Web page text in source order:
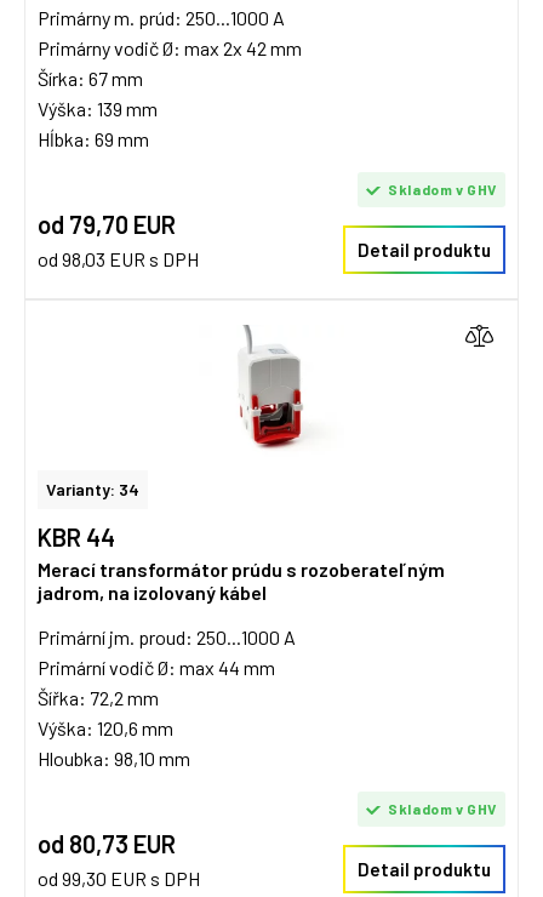
Primárny m. prúd: 250...1000 A
Primárny vodič Ø: max 2x 42 mm
Šírka: 67 mm
Výška: 139 mm
Hĺbka: 69 mm
od 79,70 EUR
od 98,03 EUR s DPH
Skladom v GHV
Detail produktu
Varianty: 34
KBR 44
Merací transformátor prúdu s rozoberateľným
jadrom, na izolovaný kábel
Primární jm. proud: 250...1000 A
Primární vodič Ø: max 44 mm
Šířka: 72,2 mm
Výška: 120,6 mm
Hloubka: 98,10 mm
od 80,73 EUR
od 99,30 EUR s DPH
Skladom v GHV
Detail produktu